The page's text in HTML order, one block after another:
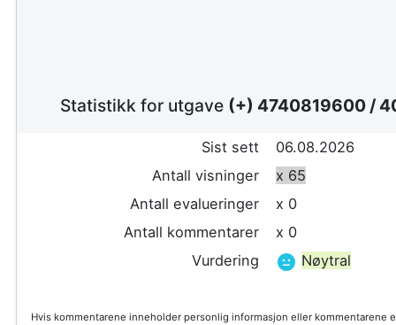
Statistikk for utgave (+) 4740819600 /
Sist sett
06.08.2026
Antall visninger
x 65
Antall evalueringer
x 0
Antall kommentarer
x 0
Vurdering
Nøytral
Hvis kommentarene inneholder personlig informasjon eller kommentarene